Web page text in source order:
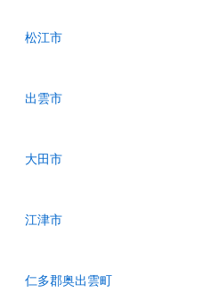
松江市
出雲市
大田市
江津市
仁多郡奥出雲町